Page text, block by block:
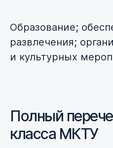
Образование;
развлечения;
и культурных
Полный
класса МКТУ